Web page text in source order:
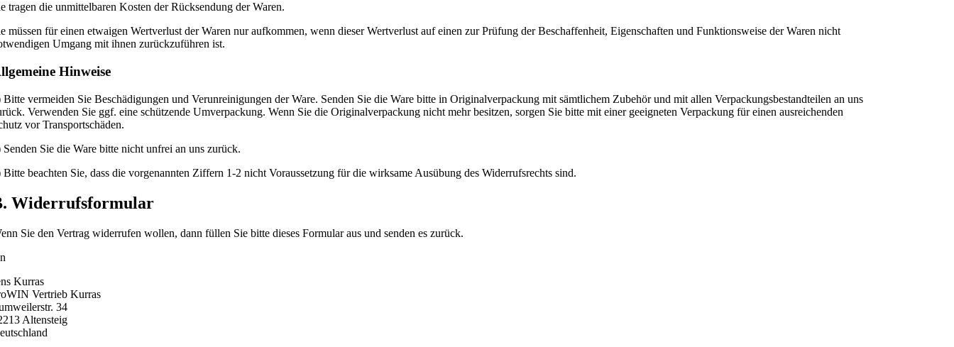
tragen die unmittelbaren Kosten der Rücksendung der Waren.
müssen für einen etwaigen Wertverlust der Waren nur aufkommen, wenn dieser Wertverlust auf einen zur Prüfung der Beschaffenheit, Eigenschaften und Funktionsweise der Waren nicht
Umgang mit ihnen zurückzuführen ist.
Hinweise
Bitte vermeiden Sie Beschädigungen und Verunreinigungen der Ware. Senden Sie die Ware bitte in Originalverpackung mit sämtlichem Zubehör und mit allen Verpackungsbestandteilen an uns
Verwenden Sie ggf. eine schützende Umverpackung. Wenn Sie die Originalverpackung nicht mehr besitzen, sorgen Sie bitte mit einer geeigneten Verpackung für einen ausreichenden
vor Transportschäden.
Senden Sie die Ware bitte nicht unfrei an uns zurück.
Bitte beachten Sie, dass die vorgenannten Ziffern 1-2 nicht Voraussetzung für die wirksame Ausübung des Widerrufsrechts sind.
Widerrufsformular
Sie den Vertrag widerrufen wollen, dann füllen Sie bitte dieses Formular aus und senden es zurück.
Kurras
Vertrieb Kurras
34
Altensteig